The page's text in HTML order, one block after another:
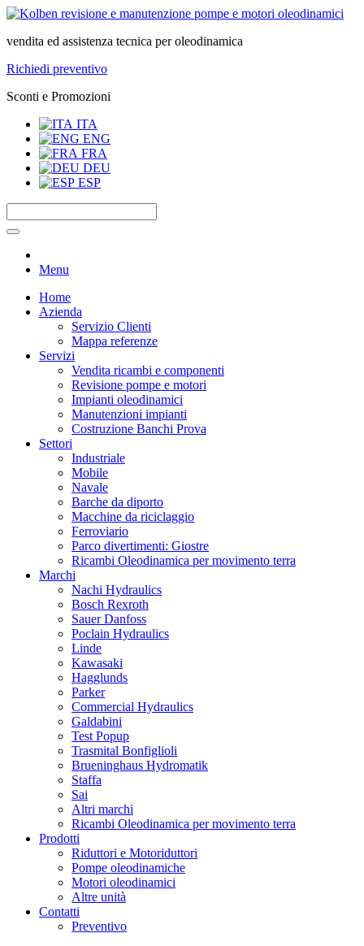
vendita ed assistenza tecnica per oleodinamica
Richiedi preventivo
Sconti e Promozioni
ITA
ENG
FRA
DEU
ESP
Menu
Home
Azienda
Servizio Clienti
Mappa referenze
Servizi
Vendita ricambi e componenti
Revisione pompe e motori
Impianti oleodinamici
Manutenzioni impianti
Costruzione Banchi Prova
Settori
Industriale
Mobile
Navale
Barche da diporto
Macchine da riciclaggio
Ferroviario
Parco divertimenti: Giostre
Ricambi Oleodinamica per movimento terra
Marchi
Nachi Hydraulics
Bosch Rexroth
Sauer Danfoss
Poclain Hydraulics
Linde
Kawasaki
Hagglunds
Parker
Commercial Hydraulics
Galdabini
Test Popup
Trasmital Bonfiglioli
Brueninghaus Hydromatik
Staffa
Sai
Altri marchi
Ricambi Oleodinamica per movimento terra
Prodotti
Riduttori e Motoriduttori
Pompe oleodinamiche
Motori oleodinamici
Altre unità
Contatti
Preventivo